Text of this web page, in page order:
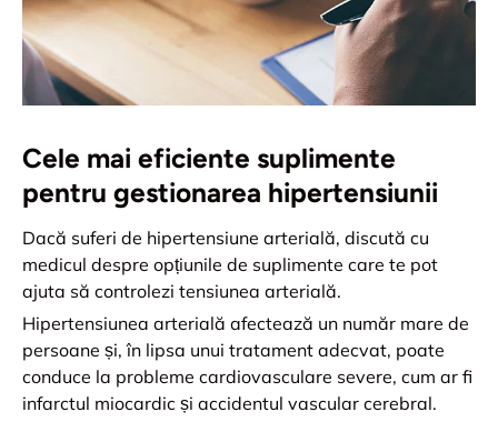
Cele mai eficiente suplimente
pentru gestionarea hipertensiunii
Dacă suferi de hipertensiune arterială, discută cu
medicul despre opțiunile de suplimente care te pot
ajuta să controlezi tensiunea arterială.
Hipertensiunea arterială afectează un număr mare de
persoane și, în lipsa unui tratament adecvat, poate
conduce la probleme cardiovasculare severe, cum ar fi
infarctul miocardic și accidentul vascular cerebral.